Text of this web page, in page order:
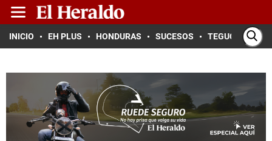
INICIO EH PLUS HONDURAS SUCESOS TEGUCIGALPA